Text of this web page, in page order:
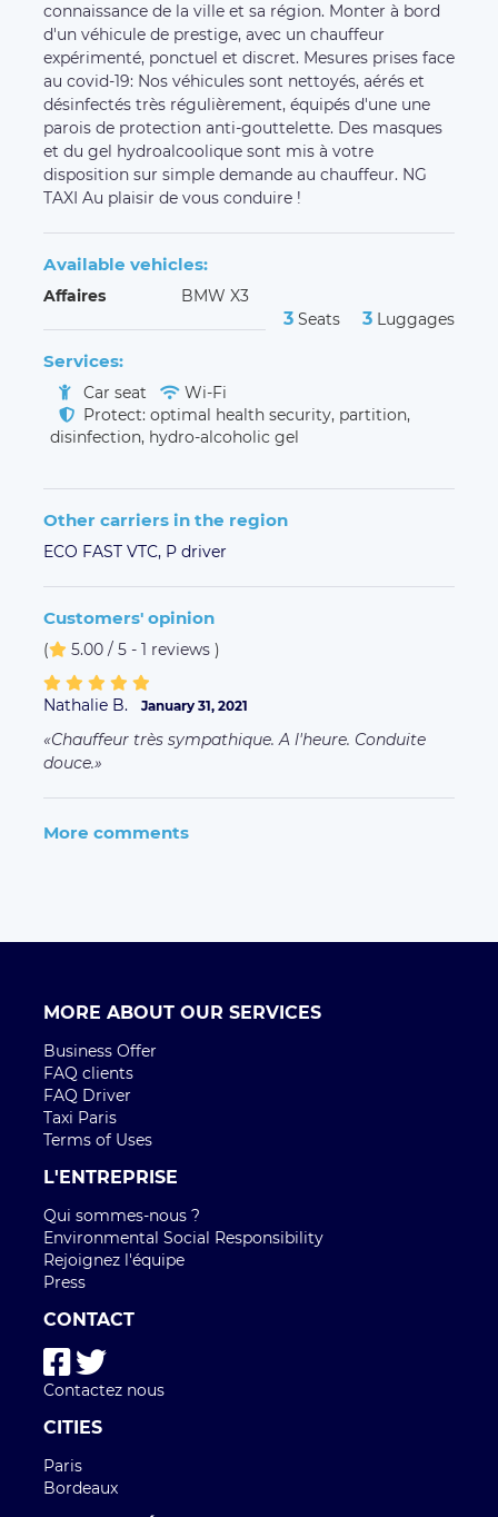
connaissance de la ville et sa région. Monter à bord
d'un véhicule de prestige, avec un chauffeur
expérimenté, ponctuel et discret. Mesures prises face
au covid-19: Nos véhicules sont nettoyés, aérés et
désinfectés très régulièrement, équipés d'une une
parois de protection anti-gouttelette. Des masques
et du gel hydroalcoolique sont mis à votre
disposition sur simple demande au chauffeur. NG
TAXI Au plaisir de vous conduire !
Available vehicles:
Affaires BMW X3
3 Seats 3 Luggages
Services:
Car seat
Wi-Fi
Protect: optimal health security, partition,
disinfection, hydro-alcoholic gel
Other carriers in the region
ECO FAST VTC, P driver
Customers' opinion
( 5.00 / 5 - 1 reviews )
Nathalie B. January 31, 2021
Chauffeur très sympathique. A l'heure. Conduite
douce.
More comments
MORE ABOUT OUR SERVICES
Business Offer
FAQ clients
FAQ Driver
Taxi Paris
Terms of Uses
L'ENTREPRISE
Qui sommes-nous ?
Environmental Social Responsibility
Rejoignez l'équipe
Press
CONTACT
Contactez nous
CITIES
Paris
Bordeaux